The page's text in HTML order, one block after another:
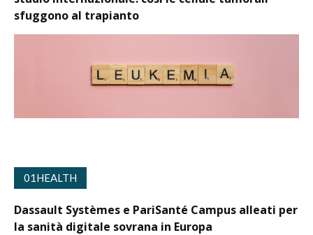
sfuggono al trapianto
01HEALTH
Dassault Systèmes e PariSanté Campus alleati per
la sanità digitale sovrana in Europa